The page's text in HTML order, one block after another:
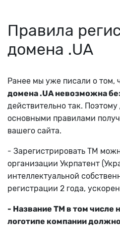
Правила
домена .UA
Ранее мы уже писали о том,
домена .UA невозможна
действительно так.
основными правилами
вашего сайта.
- Зарегистрировать ТМ
организации Укрпатент
интеллектуальной
регистрации 2 года,
- Название ТМ в том числе
логотипе компании